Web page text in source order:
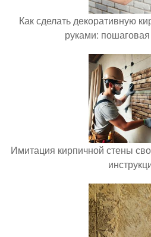
Как сделать декоративную
руками:
Имитация кирпичной стены